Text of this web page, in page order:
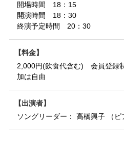
開場時間 18：15
開演時間 18：30
終演予定時間 20：30
料金
2,000円(飲食代含む) 会員登録
加は自由
出演者
ソングリーダー： 高橋興子 （ピ